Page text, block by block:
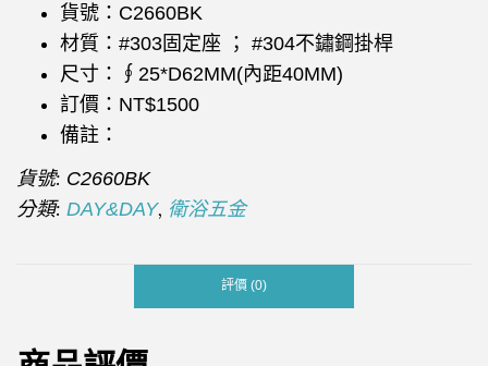
貨號：C2660BK
材質：#303固定座 ； #304不鏽鋼掛桿
尺寸：∮25*D62MM(內距40MM)
訂價：NT$1500
備註：
貨號: C2660BK
分類: DAY&DAY, 衛浴五金
評價 (0)